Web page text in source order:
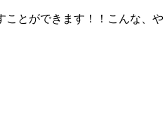
ことができます！！こんな、